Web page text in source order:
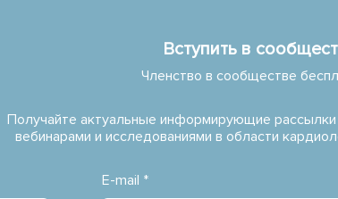
Вступить в
Членство в сообществе
Получайте актуальные информирующие
вебинарами и исследованиями в области
E-mail *